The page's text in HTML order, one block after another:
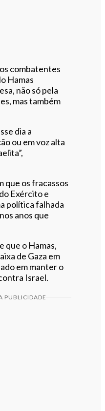
combatentes
Hamas
não só pela
mas também
dia a
ou em voz alta
que os fracassos
Exército e
política falhada
anos que
que o Hamas,
de Gaza em
em manter o
Israel.
PUBLICIDADE